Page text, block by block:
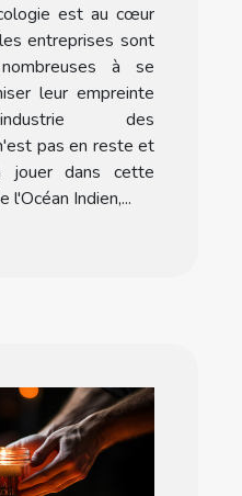
est au cœur
entreprises sont
à se
leur empreinte
des
pas en reste et
dans cette
Indien,...